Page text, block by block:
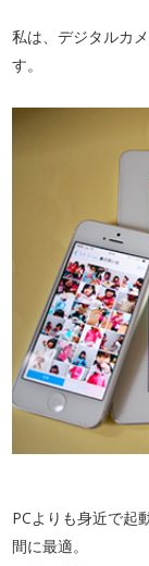
私は、デジタルカ
す。
PCよりも身近で起
間に最適。